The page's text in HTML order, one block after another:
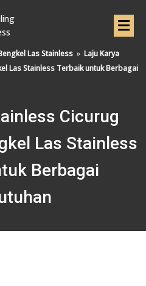
Las Stainless » Laju Karya
Las Stainless Terbaik untuk Berbagai
Cicurug
Las Stainless
Berbagai